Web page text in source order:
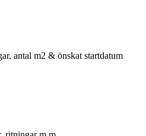
antal m2 & önskat startdatum